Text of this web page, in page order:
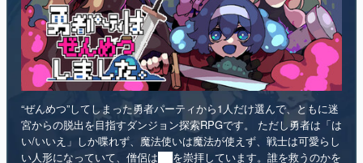
運営：株式会社マレ
“ぜんめつ”してしまった勇者パーティから1人だけ選んで、ともに迷
宮からの脱出を目指すダンジョン探索RPGです。 ただし勇者は「は
い/いいえ」しか喋れず、魔法使いは魔法が使えず、戦士は可愛らし
い人形になっていて、僧侶は██を崇拝しています。誰を救うのかを
選ぶのは、あなたです。
インディー RPG